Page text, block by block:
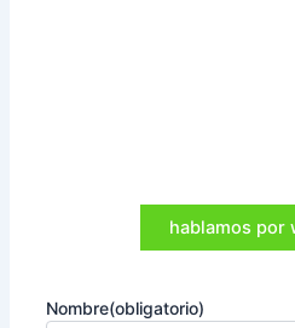
hablamos por
Nombre(obligatorio)